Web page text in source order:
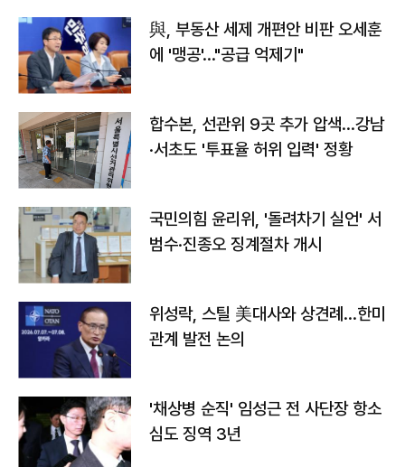
與, 부동산 세제 개편안 비판 오세훈
에 '맹공'…"공급 억제기"
합수본, 선관위 9곳 추가 압색…강남
·서초도 '투표율 허위 입력' 정황
국민의힘 윤리위, '돌려차기 실언' 서
범수·진종오 징계절차 개시
위성락, 스틸 美대사와 상견례…한미
관계 발전 논의
'채상병 순직' 임성근 전 사단장 항소
심도 징역 3년